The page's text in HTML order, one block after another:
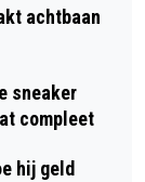
achtbaan
sneaker
compleet
hij geld